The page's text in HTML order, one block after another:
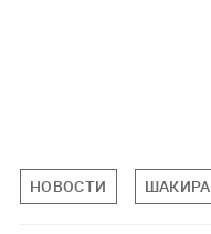
НОВОСТИ ШАКИРА